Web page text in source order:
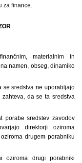
za finance.
materialnim in
namen, obseg, dinamiko
se sredstva ne uporabljajo
da se ta sredstva
porabe sredstev zavodov
direktorji oziroma
drugem porabniku
oziroma drugi porabniki